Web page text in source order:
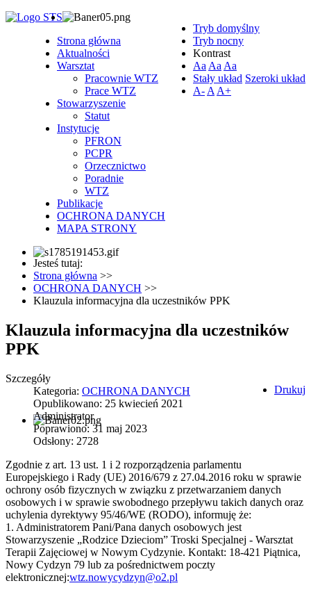
Tryb domyślny
Tryb nocny
Kontrast
Aa Aa Aa
Stały układ Szeroki układ
A- A A+
Strona główna
Aktualności
Warsztat
Pracownie WTZ
Prace WTZ
Stowarzyszenie
Statut
Instytucje
PFRON
PCPR
Orzecznictwo
Poradnie
WTZ
Publikacje
OCHRONA DANYCH
MAPA STRONY
Jesteś tutaj:
Strona główna >>
OCHRONA DANYCH >>
Klauzula informacyjna dla uczestników PPK
Klauzula informacyjna dla uczestników
PPK
Drukuj
Szczegóły
Kategoria: OCHRONA DANYCH
Opublikowano: 25 kwiecień 2021
Administrator
Poprawiono: 31 maj 2023
Odsłony: 2728
Zgodnie z art. 13 ust. 1 i 2 rozporządzenia parlamentu
Europejskiego i Rady (UE) 2016/679 z 27.04.2016 roku w sprawie
ochrony osób fizycznych w związku z przetwarzaniem danych
osobowych i w sprawie swobodnego przepływu takich danych oraz
uchylenia dyrektywy 95/46/WE (RODO), informuję że:
1. Administratorem Pani/Pana danych osobowych jest
Stowarzyszenie „Rodzice Dzieciom” Troski Specjalnej - Warsztat
Terapii Zajęciowej w Nowym Cydzynie. Kontakt: 18-421 Piątnica,
Nowy Cydzyn 79 lub za pośrednictwem poczty
elektronicznej:wtz.nowycydzyn@o2.pl